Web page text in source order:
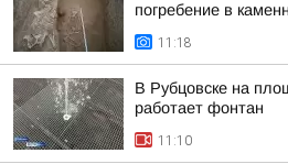
погребение в
11:18
В Рубцовске на
работает фонтан
11:10